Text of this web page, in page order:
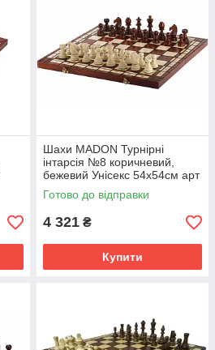
Шахи MADON Турнірні
інтарсія №8 коричневий,
бежевий Унісекс 54х54см арт
MD98 MD98
Готово до відправки
4 321 ₴
Купити